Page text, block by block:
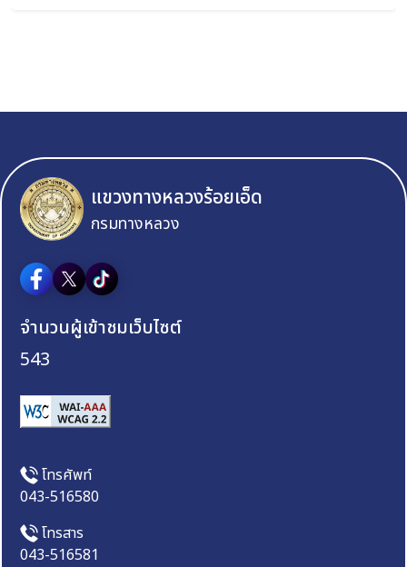
แขวงทางหลวงร้อยเอ็ด
กรมทางหลวง
จำนวนผู้เข้าชมเว็บไซต์
543
โทรศัพท์
043-516580
โทรสาร
043-516581